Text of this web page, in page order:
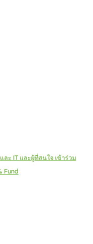
ละ IT และผู้ที่สนใจ เข้าร่วม
Fund